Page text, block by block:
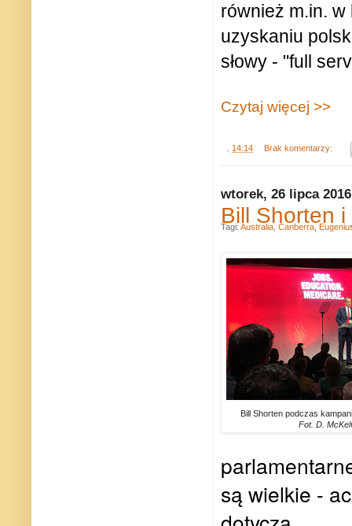
również m.in. w
uzyskaniu
słowy - "full
Czytaj więcej >>
. 14:14 Brak komentarzy:
wtorek, 26 lipca 2016
Bill Shorten
Bill Shorten podczas
Fot. D.
są wielkie -
Tagi: Australia Canberra